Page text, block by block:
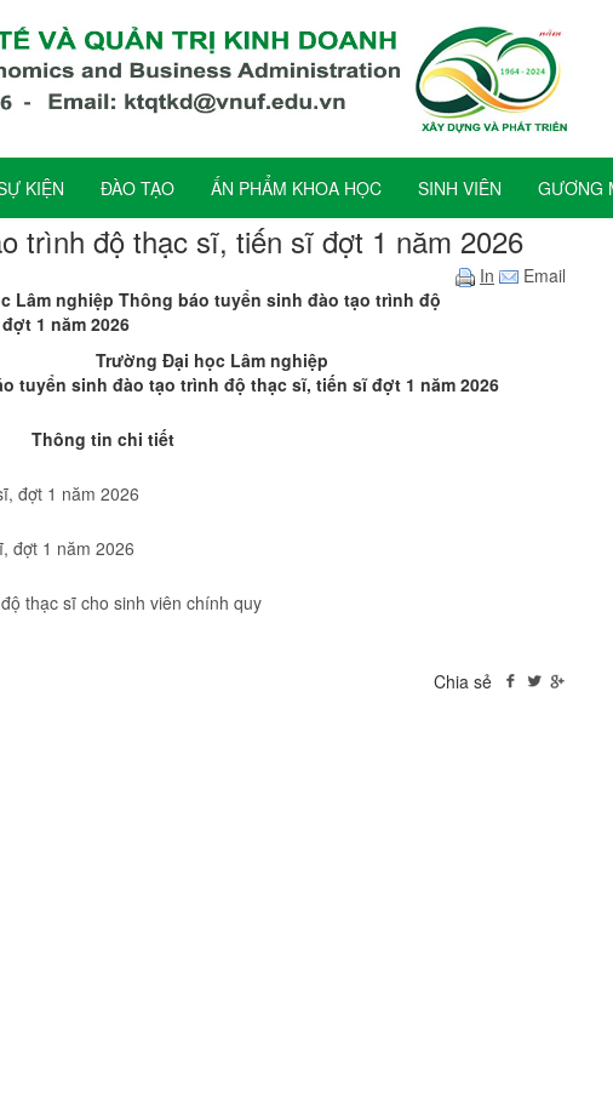
KIỆN ĐÀO TẠO ẤN PHẨM KHOA HỌC SINH VIÊN GƯƠNG
trình độ thạc sĩ, tiến sĩ đợt 1 năm 2026
In
Email
Lâm nghiệp Thông báo tuyển sinh đào tạo trình độ
1 năm 2026
Trường Đại học Lâm nghiệp
tuyển sinh đào tạo trình độ thạc sĩ, tiến sĩ đợt 1 năm 2026
Thông tin chi tiết
đợt 1 năm 2026
đợt 1 năm 2026
thạc sĩ cho sinh viên chính quy
Chia sẻ